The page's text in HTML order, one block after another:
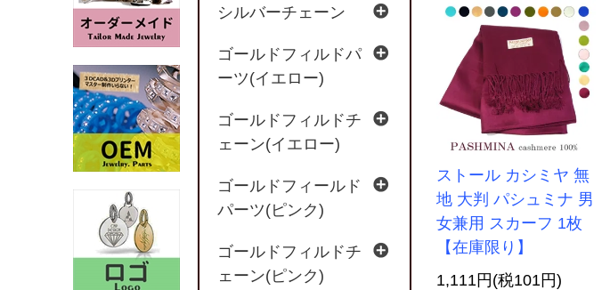
ストール カシミヤ 無
地 大判 パシュミナ 男
女兼用 スカーフ 1枚
【在庫限り】
1,111円(税101円)
シルバーチェーン
ゴールドフィルドパ
ーツ(イエロー)
ゴールドフィルドチ
ェーン(イエロー)
ゴールドフィールド
パーツ(ピンク)
ゴールドフィルドチ
ェーン(ピンク)